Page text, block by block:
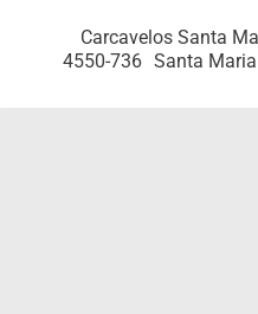
Carcavelos Santa
4550-736 Santa